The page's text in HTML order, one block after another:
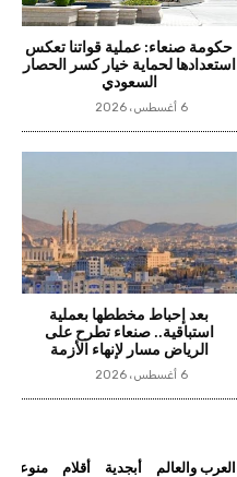
حكومة صنعاء: عملية قواتنا تعكس
استعدادها لحماية خيار كسر الحصار
السعودي
6 أغسطس، 2026
بعد إحباط مخططها بعملية
استباقية.. صنعاء تطرح على
الرياض مسار لإنهاء الأزمة
6 أغسطس، 2026